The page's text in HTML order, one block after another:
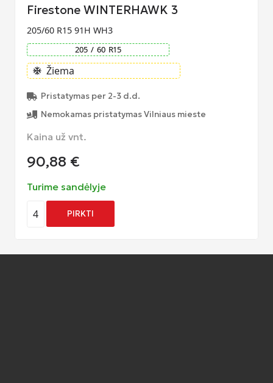
Firestone WINTERHAWK 3
205/60 R15 91H WH3
205 / 60 R15
ac_unit Žiema
Pristatymas per 2-3 d.d.
Nemokamas pristatymas Vilniaus mieste
Kaina už vnt.
90,88 €
Turime sandėlyje
4 PIRKTI